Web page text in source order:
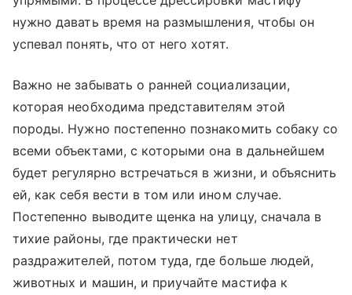
нужно давать время на размышления, чтобы он
успевал понять, что от него хотят.
Важно не забывать о ранней социализации,
которая необходима представителям этой
породы. Нужно постепенно познакомить собаку со
всеми объектами, с которыми она в дальнейшем
будет регулярно встречаться в жизни, и объяснить
ей, как себя вести в том или ином случае.
Постепенно выводите щенка на улицу, сначала в
тихие районы, где практически нет
раздражителей, потом туда, где больше людей,
животных и машин, и приучайте мастифа к